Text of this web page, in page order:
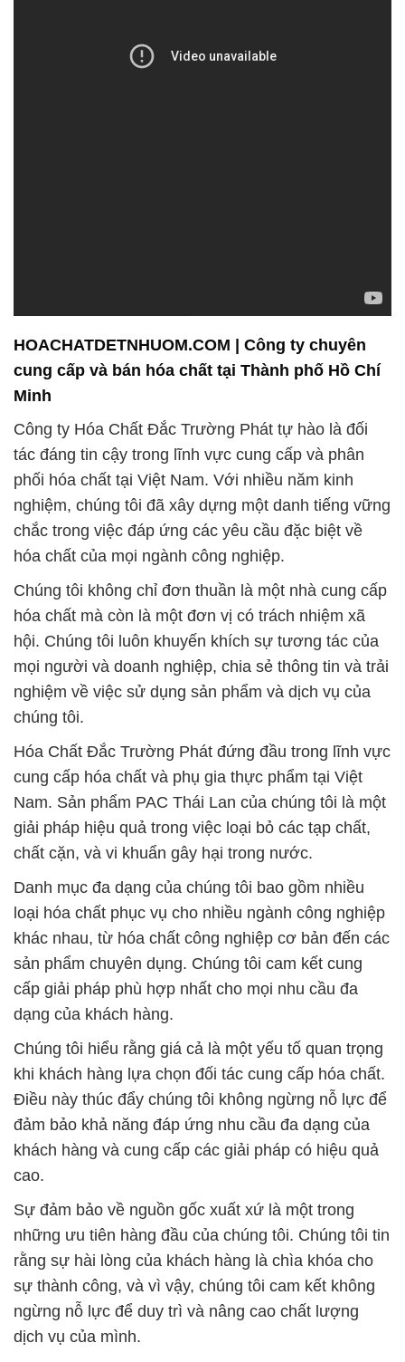
HOACHATDETNHUOM.COM | Công ty chuyên
cung cấp và bán hóa chất tại Thành phố Hồ Chí
Minh
Công ty Hóa Chất Đắc Trường Phát tự hào là đối
tác đáng tin cậy trong lĩnh vực cung cấp và phân
phối hóa chất tại Việt Nam. Với nhiều năm kinh
nghiệm, chúng tôi đã xây dựng một danh tiếng vững
chắc trong việc đáp ứng các yêu cầu đặc biệt về
hóa chất của mọi ngành công nghiệp.
Chúng tôi không chỉ đơn thuần là một nhà cung cấp
hóa chất mà còn là một đơn vị có trách nhiệm xã
hội. Chúng tôi luôn khuyến khích sự tương tác của
mọi người và doanh nghiệp, chia sẻ thông tin và trải
nghiệm về việc sử dụng sản phẩm và dịch vụ của
chúng tôi.
Hóa Chất Đắc Trường Phát đứng đầu trong lĩnh vực
cung cấp hóa chất và phụ gia thực phẩm tại Việt
Nam. Sản phẩm PAC Thái Lan của chúng tôi là một
giải pháp hiệu quả trong việc loại bỏ các tạp chất,
chất cặn, và vi khuẩn gây hại trong nước.
Danh mục đa dạng của chúng tôi bao gồm nhiều
loại hóa chất phục vụ cho nhiều ngành công nghiệp
khác nhau, từ hóa chất công nghiệp cơ bản đến các
sản phẩm chuyên dụng. Chúng tôi cam kết cung
cấp giải pháp phù hợp nhất cho mọi nhu cầu đa
dạng của khách hàng.
Chúng tôi hiểu rằng giá cả là một yếu tố quan trọng
khi khách hàng lựa chọn đối tác cung cấp hóa chất.
Điều này thúc đẩy chúng tôi không ngừng nỗ lực để
đảm bảo khả năng đáp ứng nhu cầu đa dạng của
khách hàng và cung cấp các giải pháp có hiệu quả
cao.
Sự đảm bảo về nguồn gốc xuất xứ là một trong
những ưu tiên hàng đầu của chúng tôi. Chúng tôi tin
rằng sự hài lòng của khách hàng là chìa khóa cho
sự thành công, và vì vậy, chúng tôi cam kết không
ngừng nỗ lực để duy trì và nâng cao chất lượng
dịch vụ của mình.